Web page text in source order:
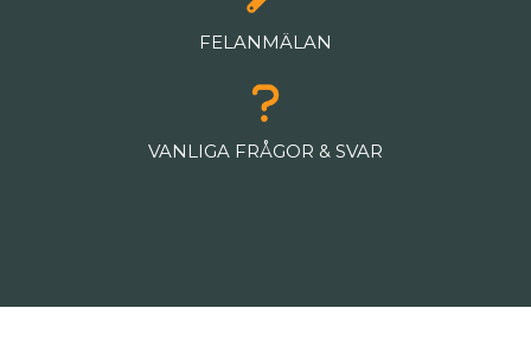
FELANMÄLAN
VANLIGA FRÅGOR & SVAR